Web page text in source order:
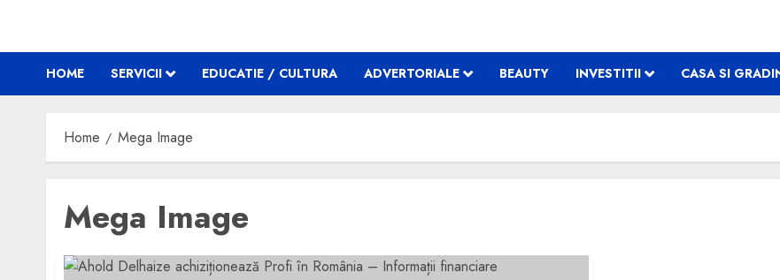
HOME SERVICII EDUCATIE / CULTURA ADVERTORIALE BEAUTY INVESTITII CASA SI
Home Mega Image
Mega Image